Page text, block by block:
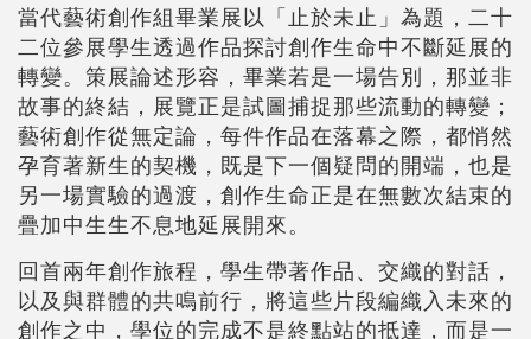
當代藝術創作組畢業展以「止於未止」為題，二十
二位參展學生透過作品探討創作生命中不斷延展的
轉變。策展論述形容，畢業若是一場告別，那並非
故事的終結，展覽正是試圖捕捉那些流動的轉變；
藝術創作從無定論，每件作品在落幕之際，都悄然
孕育著新生的契機，既是下一個疑問的開端，也是
另一場實驗的過渡，創作生命正是在無數次結束的
疊加中生生不息地延展開來。
回首兩年創作旅程，學生帶著作品、交織的對話，
以及與群體的共鳴前行，將這些片段編織入未來的
創作之中，學位的完成不是終點站的抵達，而是一